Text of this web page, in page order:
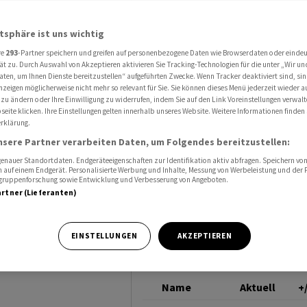
Strafe in Kalifornien
in
Dollar Strafe
von
Name Aktuell
ist uns wichtig
293-Partner speichern und greifen auf personenbezogene Daten wie Browserdaten oder
zu. Durch Auswahl von Akzeptieren aktivieren Sie Tracking-Technologien für die unter „Wir
um Ihnen Dienste bereitzustellen“ aufgeführten Zwecke. Wenn Tracker deaktiviert sind,
möglicherweise nicht mehr so relevant für Sie. Sie können dieses Menü jederzeit wieder
ändern oder Ihre Einwilligung zu widerrufen, indem Sie auf den Link Voreinstellungen
klicken. Ihre Einstellungen gelten innerhalb unseres Website. Weitere Informationen finden
Partner verarbeiten Daten, um Folgendes bereitzustellen:
Standortdaten. Endgeräteeigenschaften zur Identifikation aktiv abfragen. Speichern
einem Endgerät. Personalisierte Werbung und Inhalte, Messung von Werbeleistung und der
sowie Entwicklung und Verbesserung von Angeboten.
(Lieferanten)
EINSTELLUNGEN AKZEPTIEREN